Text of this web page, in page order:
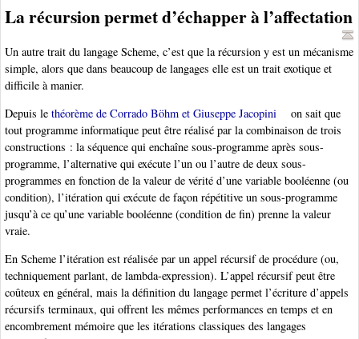
La récursion permet d’échapper à l’affectation
Un autre trait du langage Scheme, c’est que la récursion y est un mécanisme
simple, alors que dans beaucoup de langages elle est un trait exotique et
difficile à manier.
Depuis le théorème de Corrado Böhm et Giuseppe Jacopini
on sait que
tout programme informatique peut être réalisé par la combinaison de trois
constructions : la séquence qui enchaîne sous-programme après sous-
programme, l’alternative qui exécute l’un ou l’autre de deux sous-
programmes en fonction de la valeur de vérité d’une variable booléenne (ou
condition), l’itération qui exécute de façon répétitive un sous-programme
jusqu’à ce qu’une variable booléenne (condition de fin) prenne la valeur
vraie.
En Scheme l’itération est réalisée par un appel récursif de procédure (ou,
techniquement parlant, de lambda-expression). L’appel récursif peut être
coûteux en général, mais la définition du langage permet l’écriture d’appels
récursifs terminaux, qui offrent les mêmes performances en temps et en
encombrement mémoire que les itérations classiques des langages